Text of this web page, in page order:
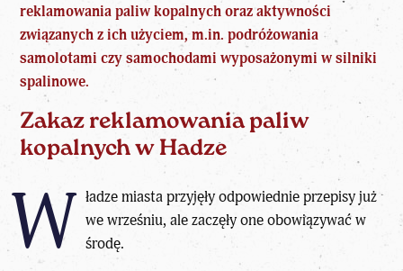
reklamowania paliw kopalnych oraz aktywności
związanych z ich użyciem, m.in. podróżowania
samolotami czy samochodami wyposażonymi w silniki
spalinowe.
Zakaz reklamowania paliw
kopalnych w Hadze
W ładze miasta przyjęły odpowiednieprzepisyjuż
we wrześniu, ale zaczęły one obowiązywać w
środę.